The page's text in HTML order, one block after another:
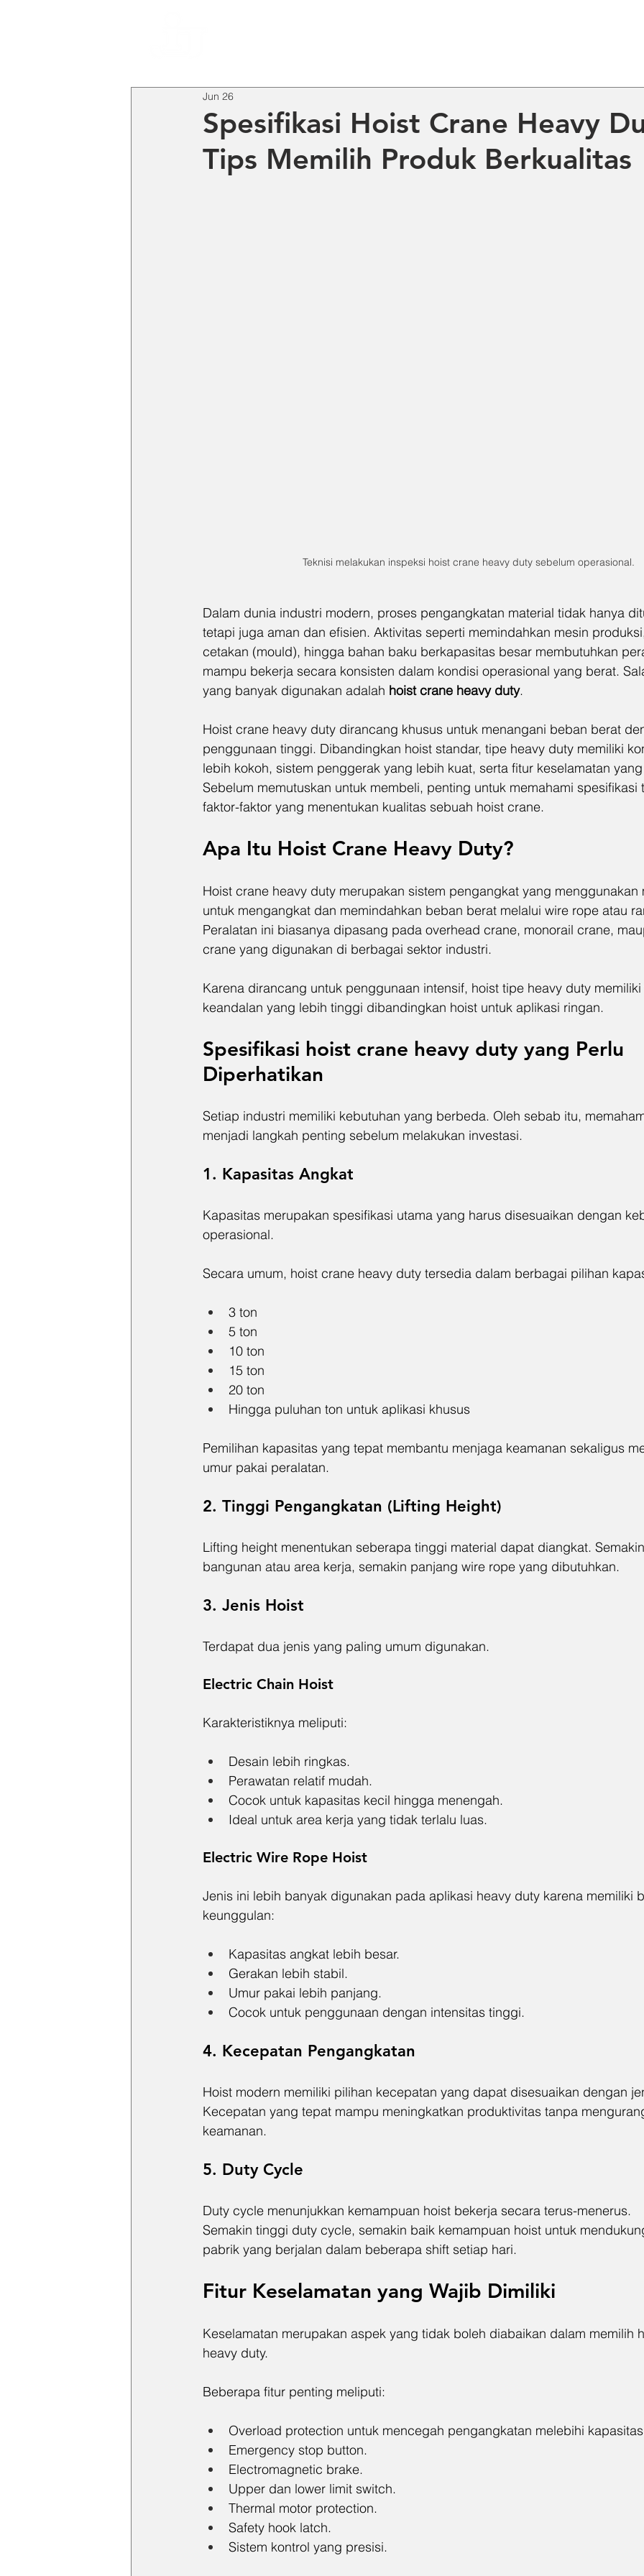
Spesifikasi Hoist Crane Heavy
Tips Memilih Produk Berkualitas
Jun 26
Teknisi melakukan inspeksi hoist crane heavy duty sebelum operasional.
Dalam dunia industri modern, proses pengangkatan material tidak hanya
tetapi juga aman dan efisien. Aktivitas seperti memindahkan mesin
cetakan (mould), hingga bahan baku berkapasitas besar membutuhkan
mampu bekerja secara konsisten dalam kondisi operasional yang berat.
yang banyak digunakan adalah hoist crane heavy duty.
Hoist crane heavy duty dirancang khusus untuk menangani beban berat
penggunaan tinggi. Dibandingkan hoist standar, tipe heavy duty memiliki
lebih kokoh, sistem penggerak yang lebih kuat, serta fitur keselamatan
Sebelum memutuskan untuk membeli, penting untuk memahami spesifikasi
faktor-faktor yang menentukan kualitas sebuah hoist crane.
Apa Itu Hoist Crane Heavy Duty?
Hoist crane heavy duty merupakan sistem pengangkat yang menggunakan
untuk mengangkat dan memindahkan beban berat melalui wire rope atau
Peralatan ini biasanya dipasang pada overhead crane, monorail crane,
crane yang digunakan di berbagai sektor industri.
Karena dirancang untuk penggunaan intensif, hoist tipe heavy duty
keandalan yang lebih tinggi dibandingkan hoist untuk aplikasi ringan.
Spesifikasi hoist crane heavy duty yang Perlu
Diperhatikan
Setiap industri memiliki kebutuhan yang berbeda. Oleh sebab itu,
menjadi langkah penting sebelum melakukan investasi.
1. Kapasitas Angkat
Kapasitas merupakan spesifikasi utama yang harus disesuaikan dengan
operasional.
Secara umum, hoist crane heavy duty tersedia dalam berbagai pilihan
3 ton
5 ton
10 ton
15 ton
20 ton
Hingga puluhan ton untuk aplikasi khusus
Pemilihan kapasitas yang tepat membantu menjaga keamanan sekaligus
umur pakai peralatan.
2. Tinggi Pengangkatan (Lifting Height)
Lifting height menentukan seberapa tinggi material dapat diangkat.
bangunan atau area kerja, semakin panjang wire rope yang dibutuhkan.
3. Jenis Hoist
Terdapat dua jenis yang paling umum digunakan.
Electric Chain Hoist
Karakteristiknya meliputi:
Desain lebih ringkas.
Perawatan relatif mudah.
Cocok untuk kapasitas kecil hingga menengah.
Ideal untuk area kerja yang tidak terlalu luas.
Electric Wire Rope Hoist
Jenis ini lebih banyak digunakan pada aplikasi heavy duty karena memiliki
keunggulan:
Kapasitas angkat lebih besar.
Gerakan lebih stabil.
Umur pakai lebih panjang.
Cocok untuk penggunaan dengan intensitas tinggi.
4. Kecepatan Pengangkatan
Hoist modern memiliki pilihan kecepatan yang dapat disesuaikan dengan
Kecepatan yang tepat mampu meningkatkan produktivitas tanpa
keamanan.
5. Duty Cycle
Duty cycle menunjukkan kemampuan hoist bekerja secara terus-menerus.
Semakin tinggi duty cycle, semakin baik kemampuan hoist untuk
pabrik yang berjalan dalam beberapa shift setiap hari.
Fitur Keselamatan yang Wajib Dimiliki
Keselamatan merupakan aspek yang tidak boleh diabaikan dalam memilih
heavy duty.
Beberapa fitur penting meliputi:
Overload protection untuk mencegah pengangkatan melebihi
Emergency stop button.
Electromagnetic brake.
Upper dan lower limit switch.
Thermal motor protection.
Safety hook latch.
Sistem kontrol yang presisi.